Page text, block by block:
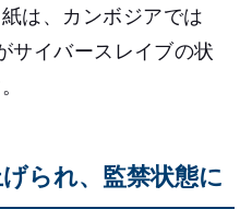
は、カンボジアでは
サイバースレイブの状
られ、監禁状態に